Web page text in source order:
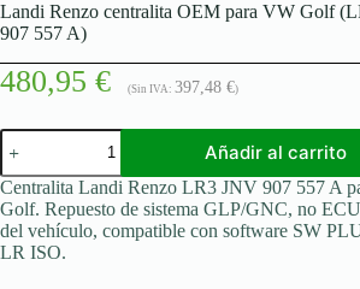
Landi Renzo centralita OEM para VW Golf
907 557 A)
480,95 € (Sin IVA: 397,48 €)
Landi
Renzo
centralita
OEM
para
VW
Golf
Añadir al carrito
Centralita Landi Renzo LR3 JNV 907 557 A
Golf. Repuesto de sistema GLP/GNC, no
del vehículo, compatible con software SW
LR ISO.